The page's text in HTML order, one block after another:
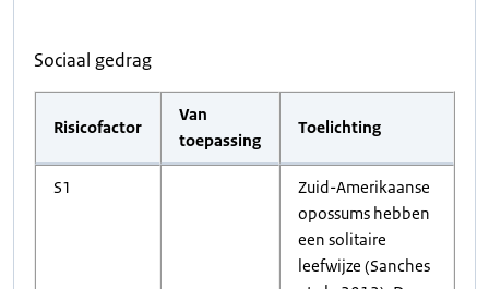
Sociaal gedrag
Risicofactor
Van
toepassing
Toelichting
S1
Zuid-Amerikaanse
opossums hebben
een solitaire
leefwijze (Sanches